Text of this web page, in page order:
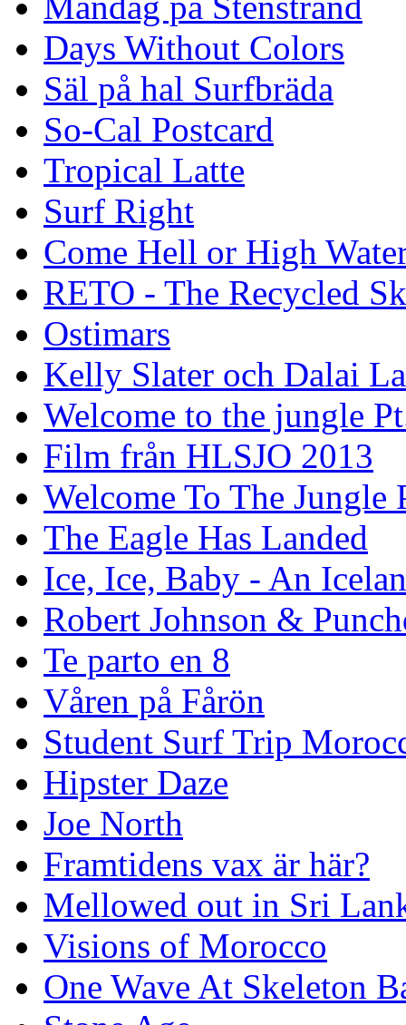
Days Without Colors
Säl på hal Surfbräda
So-Cal Postcard
Tropical Latte
Surf Right
Come Hell or High
RETO - The Recycled
Ostimars
Kelly Slater och Dalai
Welcome to the jungle
Film från HLSJO 2013
Welcome To The Jungle
The Eagle Has Landed
Ice, Ice, Baby - An
Robert Johnson &
Te parto en 8
Våren på Fårön
Student Surf Trip
Hipster Daze
Joe North
Framtidens vax är här?
Mellowed out in Sri
Visions of Morocco
One Wave At Skeleton